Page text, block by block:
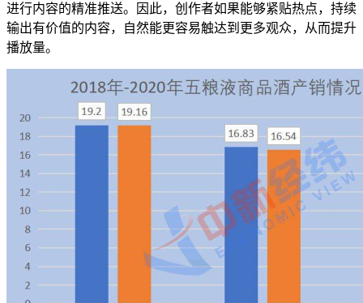
进行内容的精准推送。因此，创作者如果能够紧贴热点，持续
输出有价值的内容，自然能更容易触达到更多观众，从而提升
播放量。